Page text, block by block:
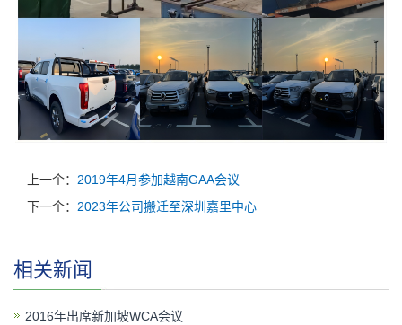
上一个： 2019年4月参加越南GAA会议
下一个： 2023年公司搬迁至深圳嘉里中心
相关新闻
2016年出席新加坡WCA会议